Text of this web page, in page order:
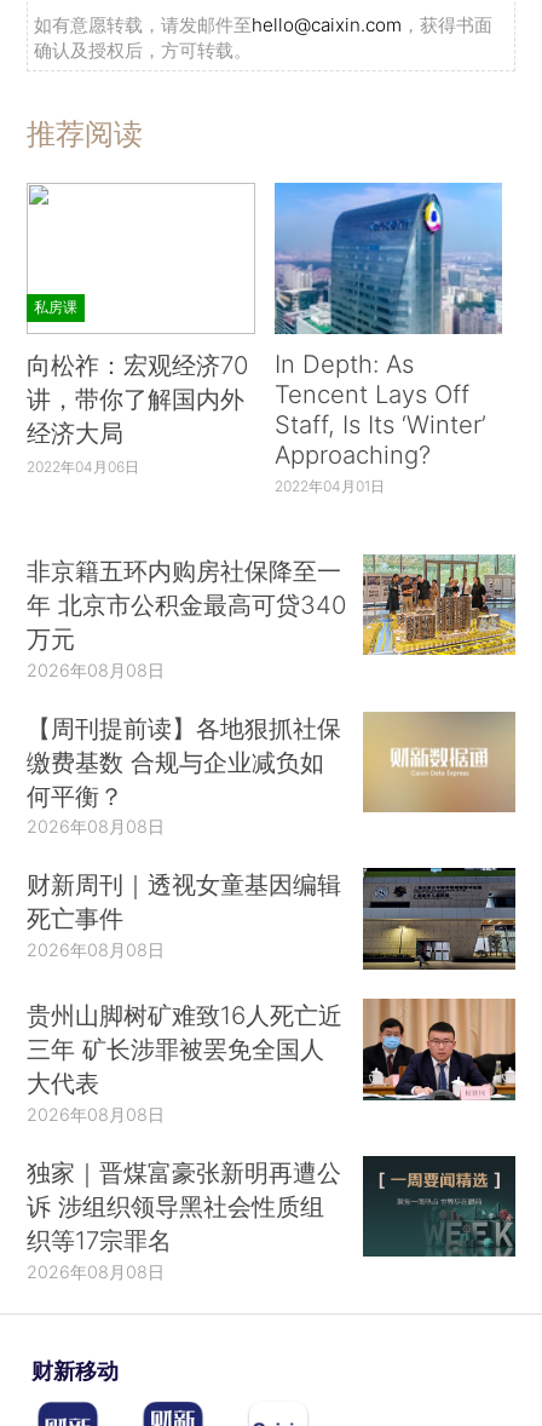
如有意愿转载，请发邮件至hello@caixin.com ，获得书面
确认及授权后，方可转载。
推荐阅读
私房课
向松祚：宏观经济70
讲，带你了解国内外
经济大局
2022年04月06日
In Depth: As
Tencent Lays Off
Staff, Is Its ‘Winter’
Approaching?
2022年04月01日
非京籍五环内购房社保降至一
年 北京市公积金最高可贷340
万元
2026年08月08日
【周刊提前读】各地狠抓社保
缴费基数 合规与企业减负如
何平衡？
2026年08月08日
财新周刊｜透视女童基因编辑
死亡事件
2026年08月08日
贵州山脚树矿难致16人死亡近
三年 矿长涉罪被罢免全国人
大代表
2026年08月08日
独家｜晋煤富豪张新明再遭公
诉 涉组织领导黑社会性质组
织等17宗罪名
2026年08月08日
财新移动